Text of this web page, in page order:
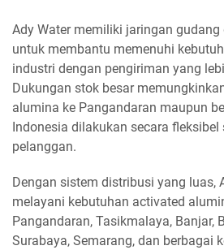
Ady Water memiliki jaringan
untuk membantu memenuhi
industri dengan pengiriman yang
Dukungan stok besar
alumina ke Pangandaran maupun
Indonesia dilakukan secara fleksibel
pelanggan.
Dengan sistem distribusi yang luas,
melayani kebutuhan activated
Pangandaran, Tasikmalaya, Banjar,
Surabaya, Semarang, dan berbagai